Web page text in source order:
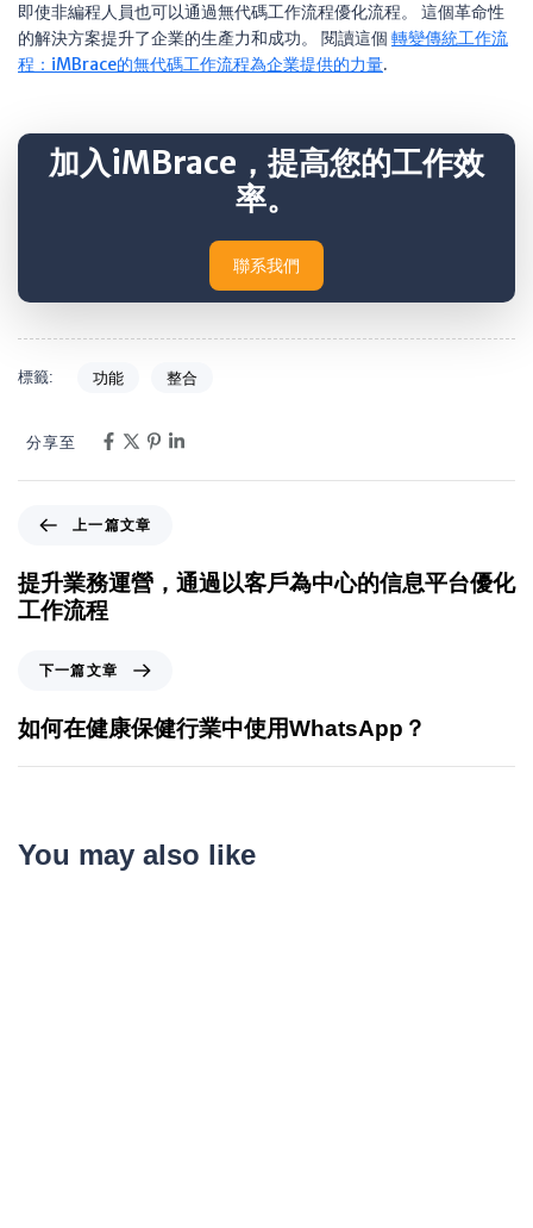
即使非編程人員也可以通過無代碼工作流程優化流程。 這個革命性
的解決方案提升了企業的生產力和成功。 閱讀這個 轉變傳統工作流
程：iMBrace的無代碼工作流程為企業提供的力量.
加入iMBrace，提高您的工作效
率。
聯系我們
標籤: 功能 整合
分享至
上一篇文章
提升業務運營，通過以客戶為中心的信息平台優化
工作流程
下一篇文章
如何在健康保健行業中使用WhatsApp？
You may also like